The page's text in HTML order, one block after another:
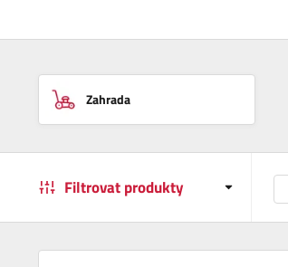
Zahrada
Filtrovat produkty